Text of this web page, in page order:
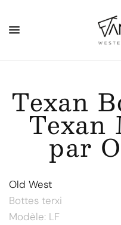
Texan
Texan
par
Old West
Bottes terxi
Modèle: LF